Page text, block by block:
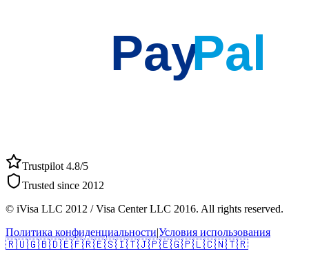
PayPal
Trustpilot 4.8/5
Trusted since 2012
© iVisa LLC 2012 / Visa Center LLC 2016. All rights reserved.
Политика конфиденциальности|Условия использования
🇷🇺🇬🇧🇩🇪🇫🇷🇪🇸🇮🇹🇯🇵🇪🇬🇵🇱🇨🇳🇹🇷